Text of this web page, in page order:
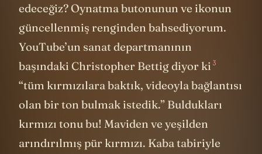
edeceğiz? Oynatma butonunun ve ikonun
güncellenmiş renginden bahsediyorum.
YouTube’un sanat departmanının
başındaki Christopher Bettigdiyor ki 3
“tüm kırmızılara baktık, videoyla bağlantısı
olan bir ton bulmak istedik.” Buldukları
kırmızı tonu bu! Maviden ve yeşilden
arındırılmış pür kırmızı. Kaba tabiriyle